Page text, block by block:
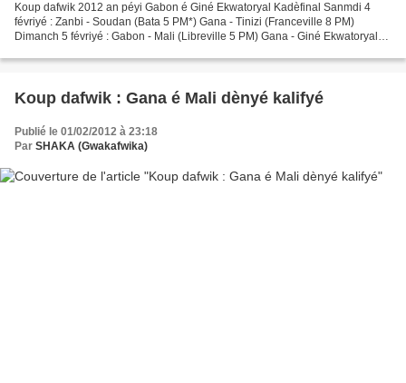
Koup dafwik 2012 an péyi Gabon é Giné Ekwatoryal Kadèfinal Sanmdi 4
févriyé : Zanbi - Soudan (Bata 5 PM*) Gana - Tinizi (Franceville 8 PM)
Dimanch 5 févriyé : Gabon - Mali (Libreville 5 PM) Gana - Giné Ekwatoryal
Koup dafwik : Gana é Mali dènyé kalifyé
Publié le 01/02/2012 à 23:18
Par SHAKA (Gwakafwika)